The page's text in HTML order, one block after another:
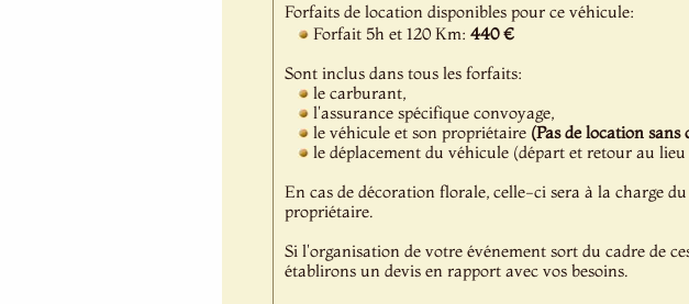
Forfaits de location disponibles pour ce véhicule:
Forfait 5h et 120 Km: 440 €
Sont inclus dans tous les forfaits:
le carburant,
l'assurance spécifique convoyage,
le véhicule et son propriétaire (Pas de location
le déplacement du véhicule (départ et retour au
En cas de décoration florale, celle-ci sera à la charge
propriétaire.
Si l'organisation de votre événement sort du cadre de
établirons un devis en rapport avec vos besoins.